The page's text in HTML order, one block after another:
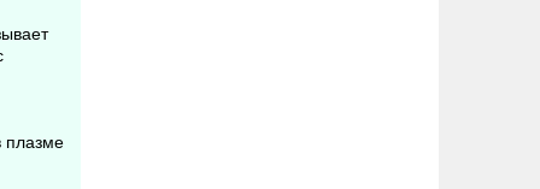
плазме